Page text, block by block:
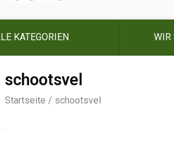
KATEGORIEN WIR
schootsvel
Startseite / schootsvel